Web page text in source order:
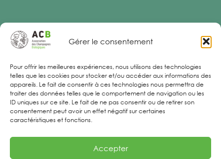
Gérer le consentement
Pour offrir les meilleures expériences, nous utilisons des technologies
telles que les cookies pour stocker et/ou accéder aux informations des
appareils. Le fait de consentir à ces technologies nous permettra de
traiter des données telles que le comportement de navigation ou les
ID uniques sur ce site. Le fait de ne pas consentir ou de retirer son
consentement peut avoir un effet négatif sur certaines
caractéristiques et fonctions.
Accepter